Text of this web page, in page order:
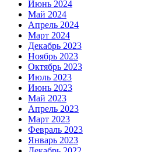
Июнь 2024
Май 2024
Апрель 2024
Март 2024
Декабрь 2023
Ноябрь 2023
Октябрь 2023
Июль 2023
Июнь 2023
Май 2023
Апрель 2023
Март 2023
Февраль 2023
Январь 2023